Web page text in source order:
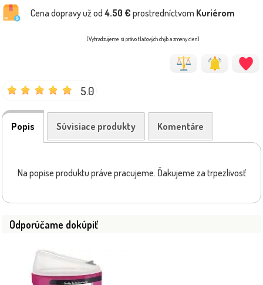
Cena dopravy už od 4.50 € prostredníctvom Kuriérom
(Vyhradzujeme si právo tlačových chýb a zmeny cien)
5.0
Popis Súvisiace produkty Komentáre
Na popise produktu práve pracujeme. Ďakujeme za trpezlivosť
Odporúčame dokúpiť